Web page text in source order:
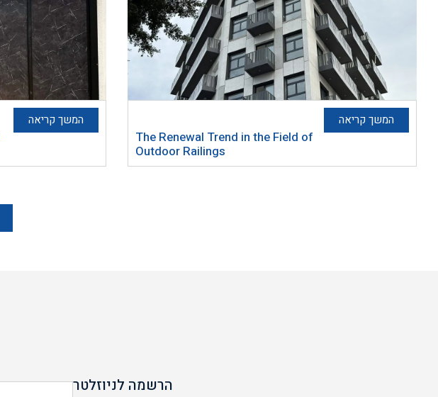
המשך קריאה
The Renewal Trend in the Field of
Outdoor Railings
המשך קריאה
הרשמה לניוזלטר